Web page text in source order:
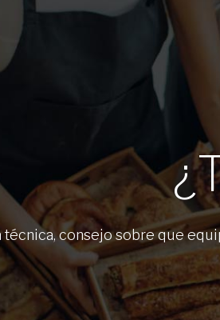
técnica, consejo sobre que